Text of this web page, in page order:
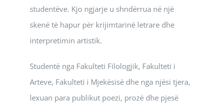
studentëve. Kjo ngjarje u shndërrua në një
skenë të hapur për krijimtarinë letrare dhe
interpretimin artistik.
Studentë nga Fakulteti Filologjik, Fakulteti i
Arteve, Fakulteti i Mjekësisë dhe nga njësi tjera,
lexuan para publikut poezi, prozë dhe pjesë